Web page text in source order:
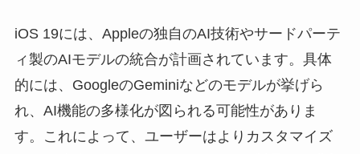
iOS 19には、Appleの独自のAI技術やサードパーテ
ィ製のAIモデルの統合が計画されています。具体
的には、GoogleのGeminiなどのモデルが挙げら
れ、AI機能の多様化が図られる可能性がありま
す。これによって、ユーザーはよりカスタマイズ